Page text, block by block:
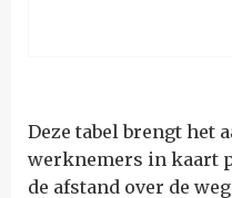
Deze tabel brengt het
werknemers in kaart
de afstand over de